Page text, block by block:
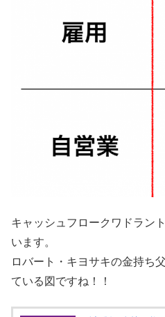
キャッシュフロークワドラン
います。
ロバート・キヨサキの金持ち
ている図ですね！！